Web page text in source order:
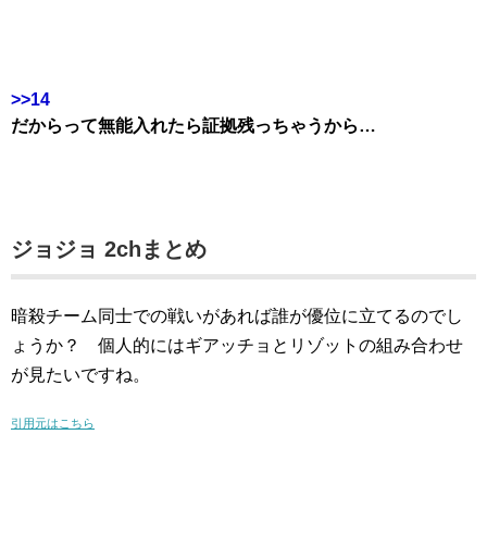
>>14
だからって無能入れたら証拠残っちゃうから…
ジョジョ 2chまとめ
暗殺チーム同士での戦いがあれば誰が優位に立てるのでし
ょうか？ 個人的にはギアッチョとリゾットの組み合わせ
が見たいですね。
引用元はこちら